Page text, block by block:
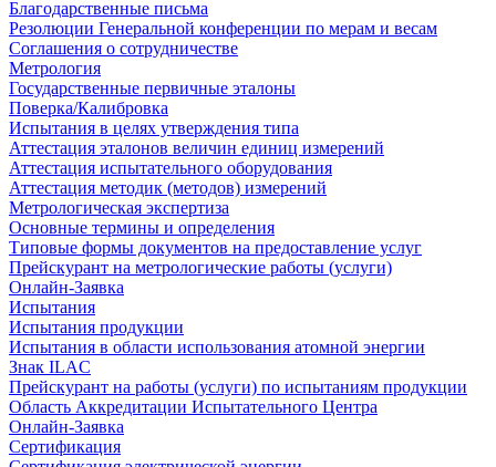
Благодарственные письма
Резолюции Генеральной конференции по мерам и весам
Соглашения о сотрудничестве
Метрология
Государственные первичные эталоны
Поверка/Калибровка
Испытания в целях утверждения типа
Аттестация эталонов величин единиц измерений
Аттестация испытательного оборудования
Аттестация методик (методов) измерений
Метрологическая экспертиза
Основные термины и определения
Типовые формы документов на предоставление услуг
Прейскурант на метрологические работы (услуги)
Онлайн-Заявка
Испытания
Испытания продукции
Испытания в области использования атомной энергии
Знак ILAC
Прейскурант на работы (услуги) по испытаниям продукции
Область Аккредитации Испытательного Центра
Онлайн-Заявка
Сертификация